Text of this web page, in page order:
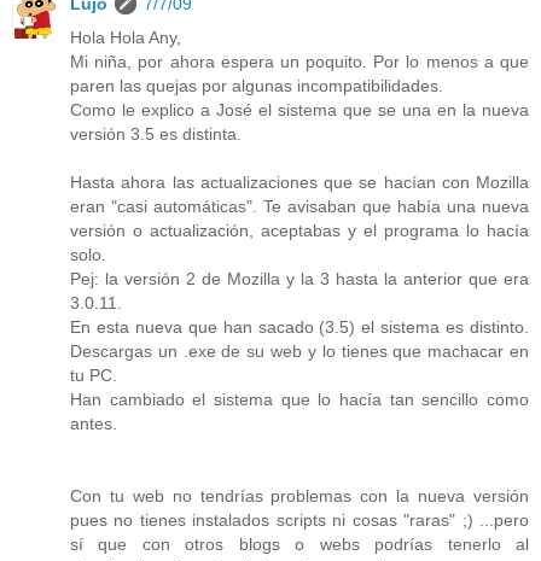
Hola Hola Any,
Mi niña, por ahora espera un poquito. Por lo menos a que
paren las quejas por algunas incompatibilidades.
Como le explico a José el sistema que se una en la nueva
versión 3.5 es distinta.
Hasta ahora las actualizaciones que se hacían con Mozilla
eran "casi automáticas". Te avisaban que había una nueva
versión o actualización, aceptabas y el programa lo hacía
solo.
Pej: la versión 2 de Mozilla y la 3 hasta la anterior que era
3.0.11.
En esta nueva que han sacado (3.5) el sistema es distinto.
Descargas un .exe de su web y lo tienes que machacar en
tu PC.
Han cambiado el sistema que lo hacía tan sencillo como
antes.
Con tu web no tendrías problemas con la nueva versión
pues no tienes instalados scripts ni cosas "raras" ;) ...pero
sí que con otros blogs o webs podrías tenerlo al